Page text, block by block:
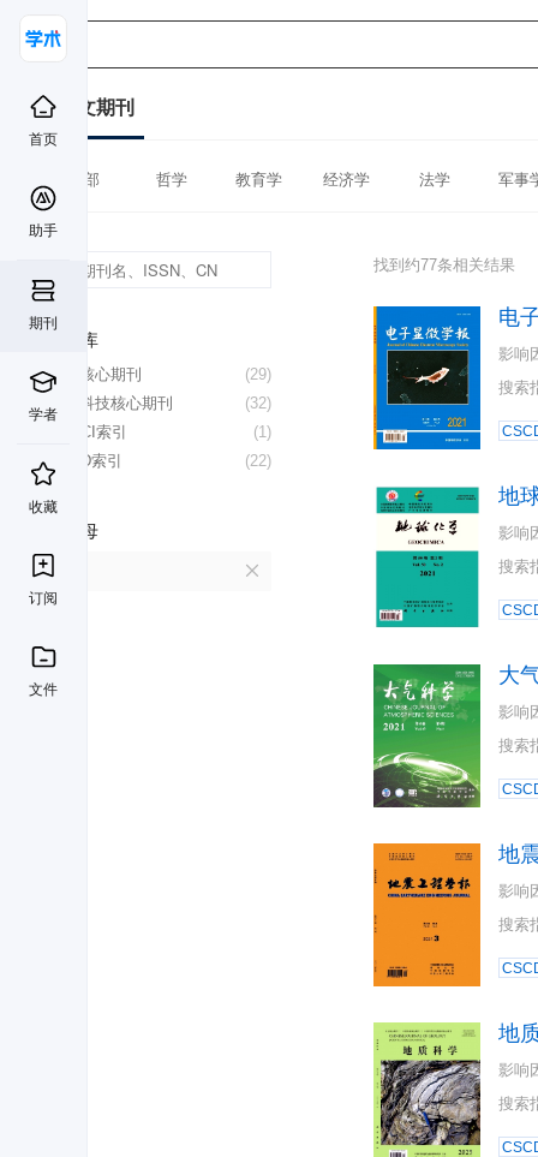
首页
助手
期刊
学者
收藏
订阅
文件
中文期刊
全部 哲学 教育学 经济学 法学 军事
数据库
(29)
北大核心期刊
(32)
中国科技核心期刊
(1)
CSSCI索引
(22)
CSCD索引
首字母
找到约77条相关结果
电
影响
搜索
地
影响
搜索
大
影响
搜索
地
影响
搜索
地
影响
搜索